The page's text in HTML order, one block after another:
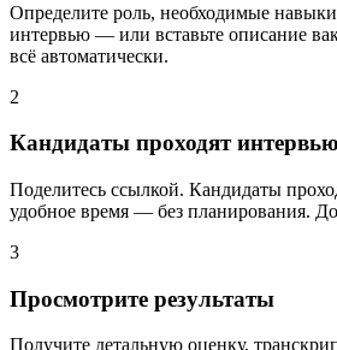
Определите роль, необходимые
интервью — или вставьте описание
всё автоматически.
2
Кандидаты проходят интервью
Поделитесь ссылкой. Кандидаты
удобное время — без планирования.
3
Просмотрите результаты
Получите детальную оценку,